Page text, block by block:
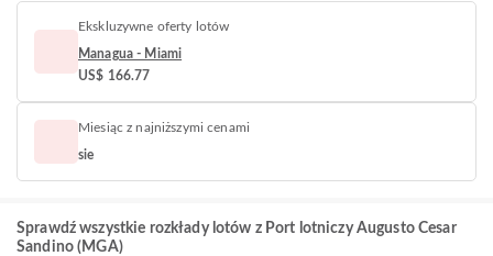
Ekskluzywne oferty lotów
Managua - Miami
US$ 166.77
Miesiąc z najniższymi cenami
sie
Sprawdź wszystkie rozkłady lotów z Port lotniczy Augusto Cesar
Sandino (MGA)